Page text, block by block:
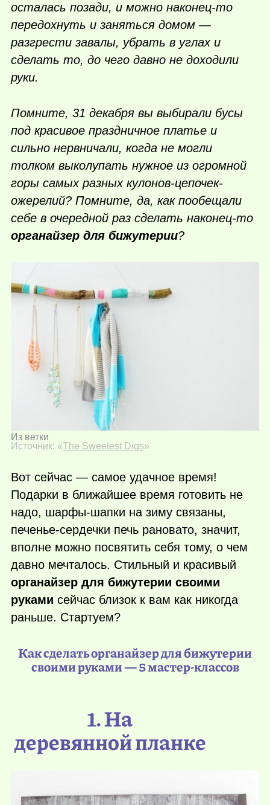
осталась позади, и можно наконец-то
передохнуть и заняться домом —
разгрести завалы, убрать в углах и
сделать то, до чего давно не доходили
руки.
Помните, 31 декабря вы выбирали бусы
под красивое праздничное платье и
сильно нервничали, когда не могли
толком выколупать нужное из огромной
горы самых разных кулонов-цепочек-
ожерелий? Помните, да, как пообещали
себе в очередной раз сделать наконец-то
органайзер для бижутерии?
Из ветки
Источник: «The Sweetest Digs»
Вот сейчас — самое удачное время!
Подарки в ближайшее время готовить не
надо, шарфы-шапки на зиму связаны,
печенье-сердечки печь рановато, значит,
вполне можно посвятить себя тому, о чем
давно мечталось. Стильный и красивый
органайзер для бижутерии своими
руками сейчас близок к вам как никогда
раньше. Стартуем?
Как сделать органайзер для бижутерии
своими руками — 5 мастер-классов
1. На
деревянной планке